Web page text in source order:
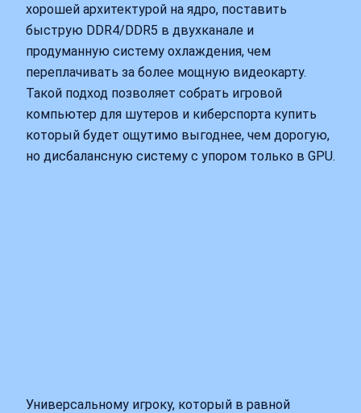
хорошей архитектурой на ядро, поставить
быструю DDR4/DDR5 в двухканале и
продуманную систему охлаждения, чем
переплачивать за более мощную видеокарту.
Такой подход позволяет собрать игровой
компьютер для шутеров и киберспорта купить
который будет ощутимо выгоднее, чем дорогую,
но дисбалансную систему с упором только в GPU.
Универсальному игроку, который в равной